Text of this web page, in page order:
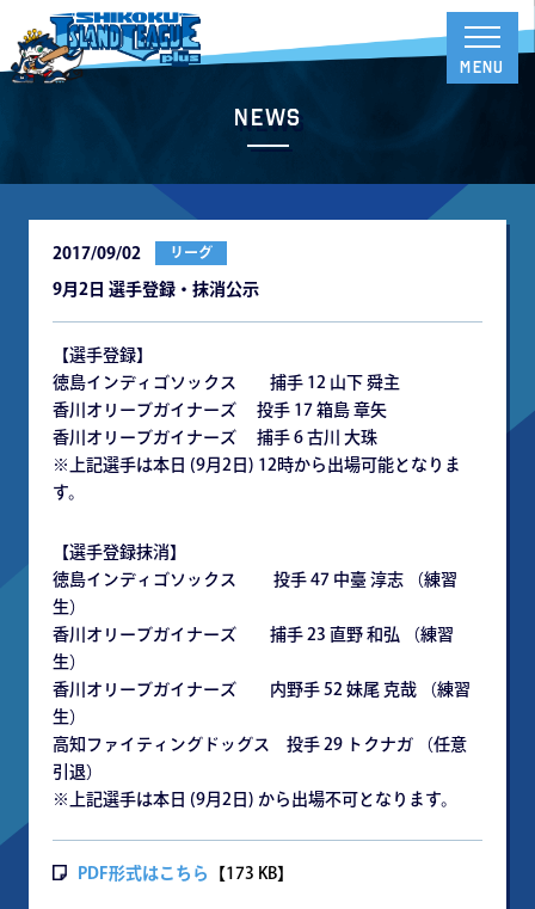
News
2017/09/02 リーグ
9月2日 選手登録・抹消公示
【選手登録】
徳島インディゴソックス 捕手 12 山下 舜主
香川オリーブガイナーズ 投手 17 箱島 章矢
香川オリーブガイナーズ 捕手 6 古川 大珠
※上記選手は本日 (9月2日) 12時から出場可能となりま
す。
【選手登録抹消】
徳島インディゴソックス 投手 47 中臺 淳志 （練習
生）
香川オリーブガイナーズ 捕手 23 直野 和弘 （練習
生）
香川オリーブガイナーズ 内野手 52 妹尾 克哉 （練習
生）
高知ファイティングドッグス 投手 29 トクナガ （任意
引退）
※上記選手は本日 (9月2日) から出場不可となります。
PDF形式はこちら 【173 KB】